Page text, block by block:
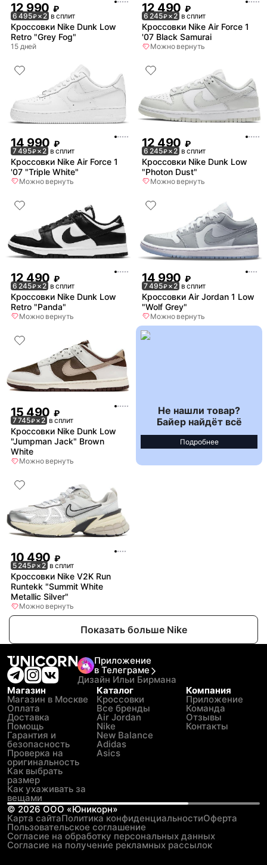
12 990 ₽
6 495₽× 2 в сплит
Кроссовки Nike Dunk Low
Retro "Grey Fog"
15 дней
12 490 ₽
6 245₽× 2 в сплит
Кроссовки Nike Air Force 1
'07 Black Samurai
Можно вернуть
14 990 ₽
7 495₽× 2 в сплит
Кроссовки Nike Air Force 1
'07 "Triple White"
Можно вернуть
12 490 ₽
6 245₽× 2 в сплит
Кроссовки Nike Dunk Low
"Photon Dust"
Можно вернуть
12 490 ₽
6 245₽× 2 в сплит
Кроссовки Nike Dunk Low
Retro "Panda"
Можно вернуть
14 990 ₽
7 495₽× 2 в сплит
Кроссовки Air Jordan 1 Low
"Wolf Grey"
Можно вернуть
15 490 ₽
7 745₽× 2 в сплит
Кроссовки Nike Dunk Low
"Jumpman Jack" Brown
White
Можно вернуть
Не нашли товар?
Байер найдёт всё
Подробнее
10 490 ₽
5 245₽× 2 в сплит
Кроссовки Nike V2K Run
Runtekk "Summit White
Metallic Silver"
Можно вернуть
Показать больше Nike
Приложение
в Телеграме
Дизайн Ильи Бирмана
Магазин
Магазин в Москве
Оплата
Доставка
Помощь
Гарантия и
безопасность
Проверка на
оригинальность
Как выбрать
размер
Как ухаживать за
вещами
Каталог
Кроссовки
Все бренды
Air Jordan
Nike
New Balance
Adidas
Asics
Компания
Приложение
Команда
Отзывы
Контакты
© 2026 ООО «Юникорн»
Карта сайтаПолитика конфиденциальностиОферта
Пользовательское соглашение
Согласие на обработку персональных данных
Согласие на получение рекламных рассылок